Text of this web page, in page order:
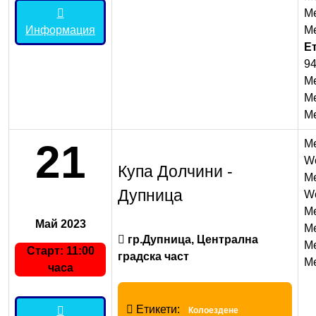
Информация
21
Май 2023
Старт: 11:00
часа
Купа Долчини -
Дупница
гр.Дупница, Централна
градска част
Етикети: Колоездене